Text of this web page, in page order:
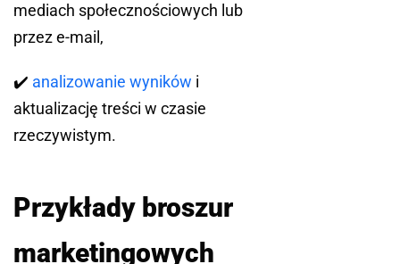
mediach społecznościowych lub
przez e-mail,
✔️ analizowanie wyników i
aktualizację treści w czasie
rzeczywistym.
Przykłady broszur
marketingowych